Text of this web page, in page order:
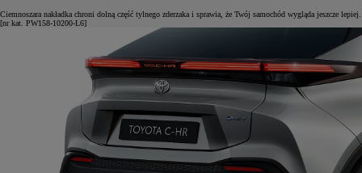
Ciemnoszara nakładka chroni dolną część tylnego zderzaka i sprawia, że Twój samochód wygląda jeszcze lepiej.
[nr kat. PW158-10200-L6]